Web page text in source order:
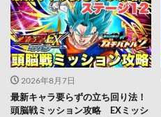
2026年8月7日
最新キャラ要らずの立ち回り法！
頭脳戦ミッション攻略 EXミッシ